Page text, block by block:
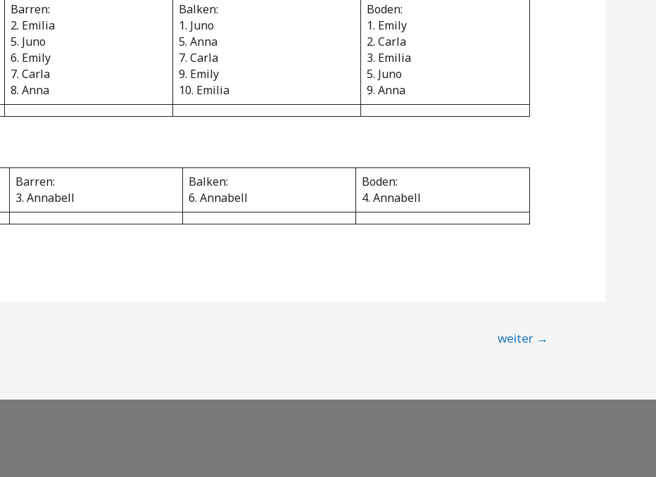
Barren:
2. Emilia
5. Juno
6. Emily
7. Carla
8. Anna
Balken:
1. Juno
5. Anna
7. Carla
9. Emily
10. Emilia
Boden:
1. Emily
2. Carla
3. Emilia
5. Juno
9. Anna
Barren:
3. Annabell
Balken:
6. Annabell
Boden:
4. Annabell
weiter →